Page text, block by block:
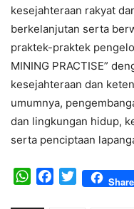
kesejahteraan rakyat
berkelanjutan serta
praktek-praktek
MINING PRACTISE”
kesejahteraan dan
umumnya,
dan lingkungan hidup,
serta penciptaan
WhatsAppFacebook
TwitterShare